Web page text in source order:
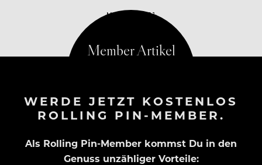
MAI 19, 2021
WERDE JETZT KOSTENLOS
ROLLING PIN-MEMBER.
Als Rolling Pin-Member kommst Du in den
Genuss unzähliger Vorteile: